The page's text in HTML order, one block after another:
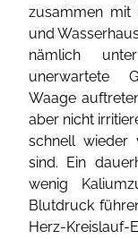
zusammen mit
und
nämlich
unerwartete
Waage
aber nicht
schnell wieder
sind. Ein
wenig
Blutdruck
Herz-